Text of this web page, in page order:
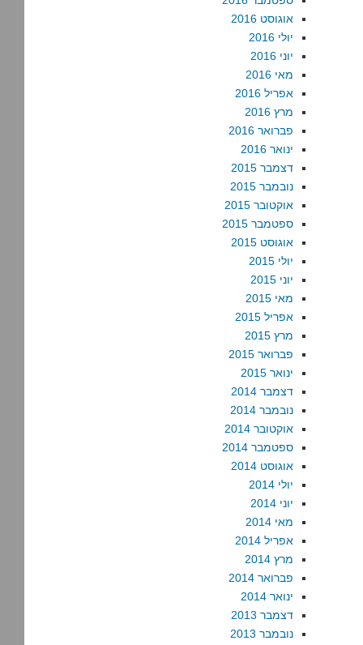
אוגוסט 2016
יולי 2016
יוני 2016
מאי 2016
אפריל 2016
מרץ 2016
פברואר 2016
ינואר 2016
דצמבר 2015
נובמבר 2015
אוקטובר 2015
ספטמבר 2015
אוגוסט 2015
יולי 2015
יוני 2015
מאי 2015
אפריל 2015
מרץ 2015
פברואר 2015
ינואר 2015
דצמבר 2014
נובמבר 2014
אוקטובר 2014
ספטמבר 2014
אוגוסט 2014
יולי 2014
יוני 2014
מאי 2014
אפריל 2014
מרץ 2014
פברואר 2014
ינואר 2014
דצמבר 2013
נובמבר 2013